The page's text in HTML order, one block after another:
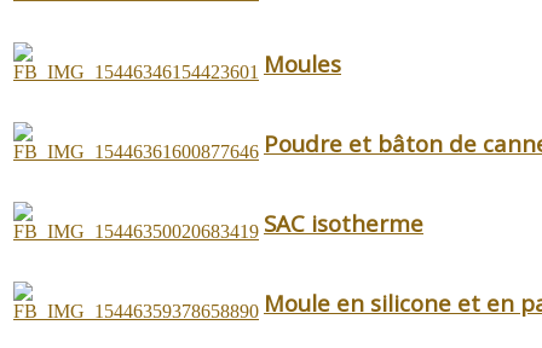
Moules
Poudre et bâton de
SAC isotherme
Moule en silicone et en